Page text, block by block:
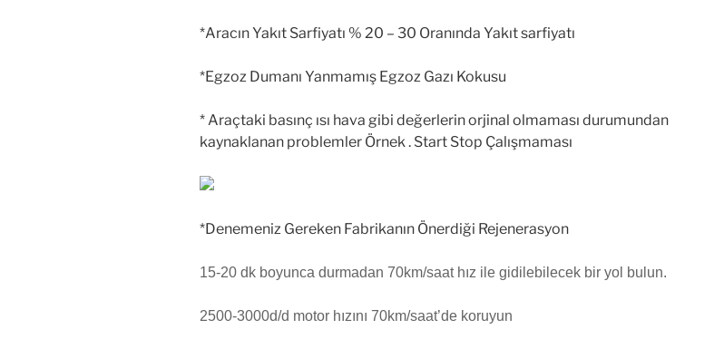
*Aracın Yakıt Sarfiyatı % 20 – 30 Oranında Yakıt sarfiyatı
*Egzoz Dumanı Yanmamış Egzoz Gazı Kokusu
* Araçtaki basınç ısı hava gibi değerlerin orjinal olmaması durumundan
kaynaklanan problemler Örnek . Start Stop Çalışmaması
*Denemeniz Gereken Fabrikanın Önerdiği Rejenerasyon
15-20 dk boyunca durmadan 70km/saat hız ile gidilebilecek bir yol bulun.
2500-3000d/d motor hızını 70km/saat’de koruyun